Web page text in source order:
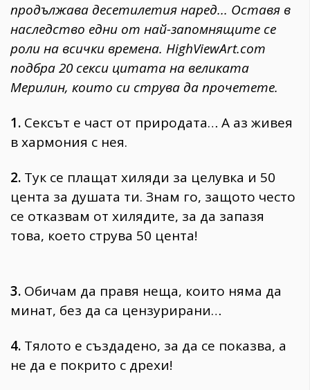
ПОСЛЕДВАЙТЕ
НИ
продължава десетилетия наред... Оставя в
наследство едни от най-запомнящите се
роли на всички времена. HighViewArt.com
подбра 20 секси цитата на великата
Мерилин, които си струва да прочетете.
1. Сексът е част от природата… А аз живея
в хармония с нея.
2. Тук се плащат хиляди за целувка и 50
цента за душата ти. Знам го, защото често
се отказвам от хилядите, за да запазя
това, което струва 50 цента!
3. Обичам да правя неща, които няма да
минат, без да са цензурирани…
4. Тялото е създадено, за да се показва, а
не да е покрито с дрехи!